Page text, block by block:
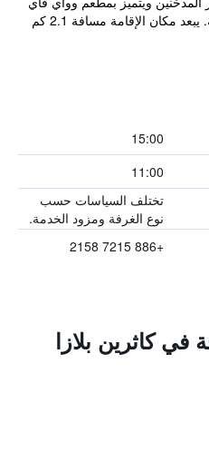
مجاني في جميع أنحاء مكان الإقامة. يبعد مكان الإقامة مسافة 2.1 كم
15:00
11:00
تختلف السياسات حسب
نوع الغرفة ومزود الخدمة.
+886 7215 2158
في كاثرين بلازا